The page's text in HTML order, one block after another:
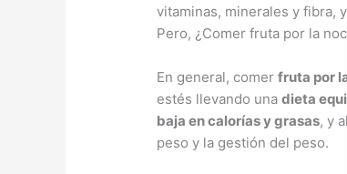
vitaminas, minerales y fibra,
Pero, ¿Comer fruta por la
En general, comerfruta por
estés llevando unadieta
baja en calorías y grasas, y
peso y la gestión del peso.